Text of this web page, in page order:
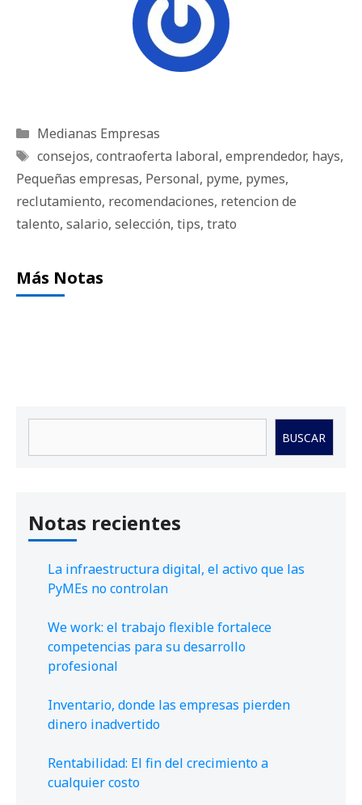
Categorías
Medianas Empresas
Etiquetas
consejos, contraoferta laboral, emprendedor, hays,
Pequeñas empresas, Personal, pyme, pymes,
reclutamiento, recomendaciones, retencion de
talento, salario, selección, tips, trato
Más Notas
BUSCAR
Notas recientes
La infraestructura digital, el activo que las
PyMEs no controlan
We work: el trabajo flexible fortalece
competencias para su desarrollo
profesional
Inventario, donde las empresas pierden
dinero inadvertido
Rentabilidad: El fin del crecimiento a
cualquier costo